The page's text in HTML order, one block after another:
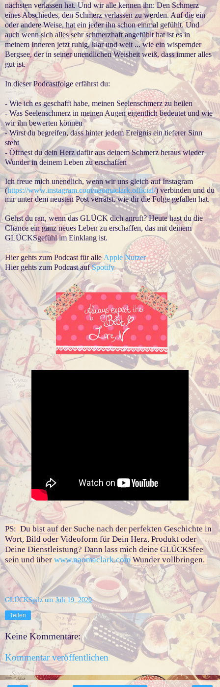
nächsten verlassen hat. Und wir alle kennen ihn: Den Schmerz
eines Abschiedes, den Schmerz verlassen zu werden. Auf die ein
oder andere Weise, hat ein jeder ihn schon einmal gefühlt. Und
auch wenn sich alles sehr schmerzhaft angefühlt hat ist es in
meinem Inneren jetzt ruhig, klar und weit ... wie ein wispernder
Bergsee, der in seiner unendlichen Weisheit weiß, dass immer alles
gut ist.
In dieser Podcastfolge erfährst du:
- Wie ich es geschafft habe, meinen Seelenschmerz zu heilen
- Was Seelenschmerz in meinen Augen eigentlich bedeutet und wie
wir ihn bewerten können
- Wirst du begreifen, dass hinter jedem Ereignis ein tieferer Sinn
steht
- Öffnest du dein Herz dafür aus deinem Schmerz heraus wieder
Wunder in deinem Leben zu erschaffen
Ich freue mich unendlich, wenn wir uns gleich auf Instagram
(https://www.instagram.com/naomaclark.official/) verbinden und du
mir unter dem neusten Post verrätst, wie dir die Folge gefallen hat.
Gehst du ran, wenn das GLÜCK dich anruft? Heute hast du die
Chance ein ganz neues Leben zu erschaffen, das mit deinem
GLÜCKSgefühl im Einklang ist.
Hier gehts zum Podcast für alle Apple Nutzer
Hier gehts zum Podcast aufSpotify
PS: Du bist auf der Suche nach der perfekten Geschichte in
Wort, Bild oder Videoform für Dein Herz, Produkt oder
Deine Dienstleistung? Dann lass mich deine GLÜCKSfee
sein und über www.naomaclark.com Wunder vollbringen.
GLÜCKSpilz um Juli 19, 2020
Teilen
Keine Kommentare:
Kommentar veröffentlichen